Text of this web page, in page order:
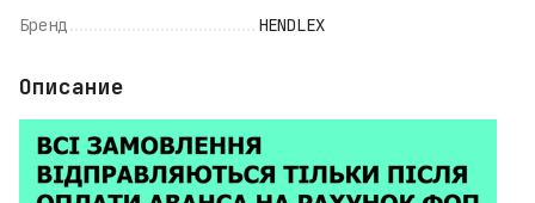
Бренд HENDLEX
Описание